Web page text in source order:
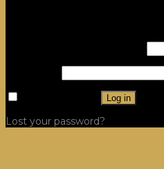
Log in
Lost your password?